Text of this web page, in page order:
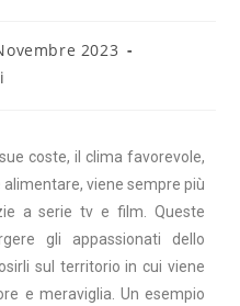
2023
coste, il clima favorevole,
viene sempre più
a serie tv e film. Queste
gli appassionati dello
sul territorio in cui viene
e meraviglia. Un esempio